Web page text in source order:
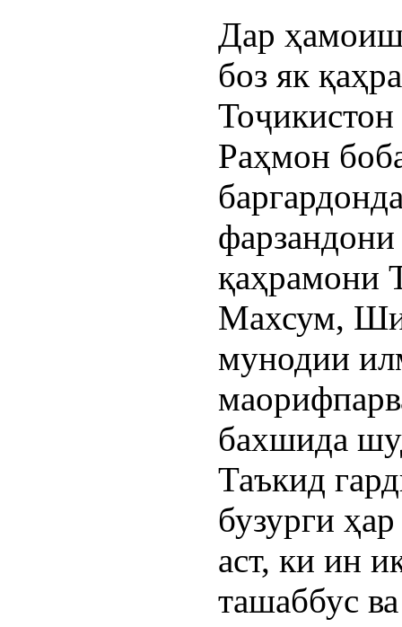
Дар
боз як
Раҳмон
қаҳрамони
Махсум,
мунодии
бахшида
Таъкид
бузурги
аст, ки ин
ташаббус